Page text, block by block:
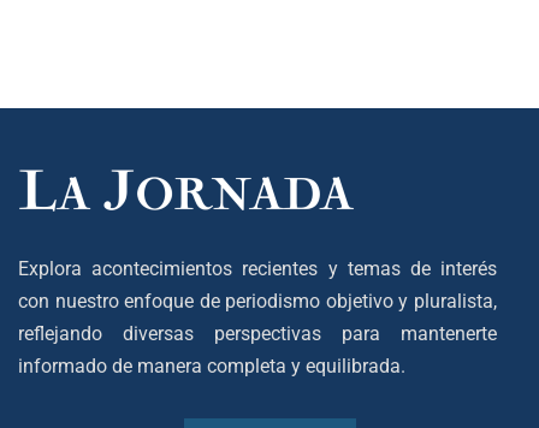
Explora acontecimientos recientes y temas de interés
con nuestro enfoque de periodismo objetivo y pluralista,
reflejando diversas perspectivas para mantenerte
informado de manera completa y equilibrada.